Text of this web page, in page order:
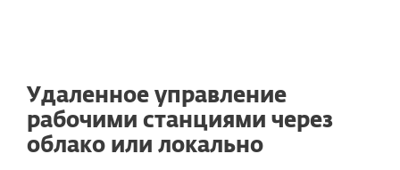
Удаленное управление
рабочими станциями через
облако или локально